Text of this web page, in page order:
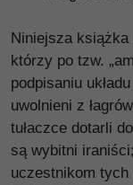
Niniejsza książka
którzy po tzw.
podpisaniu
uwolnieni z
tułaczce dotarli
są wybitni
uczestnikom tych